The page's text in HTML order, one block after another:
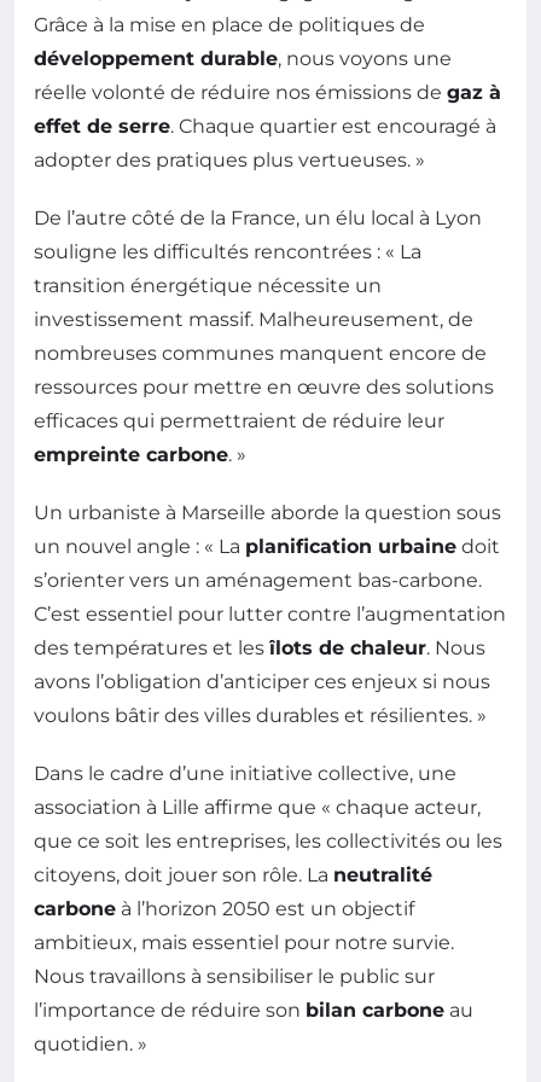
Grâce à la mise en place de politiques de
développement durable, nous voyons une
réelle volonté de réduire nos émissions de gaz à
effet de serre. Chaque quartier est encouragé à
adopter des pratiques plus vertueuses. »
De l’autre côté de la France, un élu local à Lyon
souligne les difficultés rencontrées : « La
transition énergétique nécessite un
investissement massif. Malheureusement, de
nombreuses communes manquent encore de
ressources pour mettre en œuvre des solutions
efficaces qui permettraient de réduire leur
empreinte carbone. »
Un urbaniste à Marseille aborde la question sous
un nouvel angle : « La planification urbaine doit
s’orienter vers un aménagement bas-carbone.
C’est essentiel pour lutter contre l’augmentation
des températures et les îlots de chaleur. Nous
avons l’obligation d’anticiper ces enjeux si nous
voulons bâtir des villes durables et résilientes. »
Dans le cadre d’une initiative collective, une
association à Lille affirme que « chaque acteur,
que ce soit les entreprises, les collectivités ou les
citoyens, doit jouer son rôle. La neutralité
carbone à l’horizon 2050 est un objectif
ambitieux, mais essentiel pour notre survie.
Nous travaillons à sensibiliser le public sur
l’importance de réduire son bilan carbone au
quotidien. »